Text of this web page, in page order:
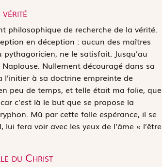
philosophique de recherche de la vérité.
en déception : aucun des maîtres
ne le satisfait. Jusqu’au
Nullement découragé dans sa
à sa doctrine empreinte de
peu de temps, et telle était ma folie, que
c’est là le but que se propose la
. Mû par cette folle espérance, il se
fera voir avec les yeux de l’âme « l’être
du Christ